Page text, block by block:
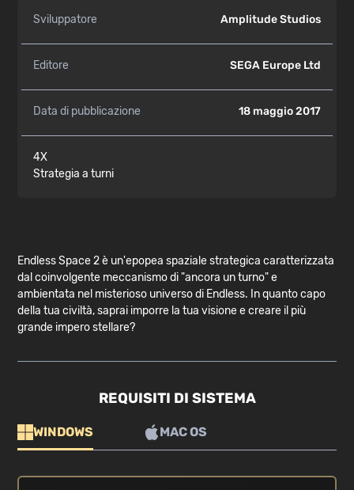
Sviluppatore Amplitude Studios
Editore SEGA Europe Ltd
Data di pubblicazione 18 maggio 2017
4X
Strategia a turni
Endless Space 2 è un'epopea spaziale strategica caratterizzata
dal coinvolgente meccanismo di "ancora un turno" e
ambientata nel misterioso universo di Endless. In quanto capo
della tua civiltà, saprai imporre la tua visione e creare il più
grande impero stellare?
REQUISITI DI SISTEMA
WINDOWS MAC OS